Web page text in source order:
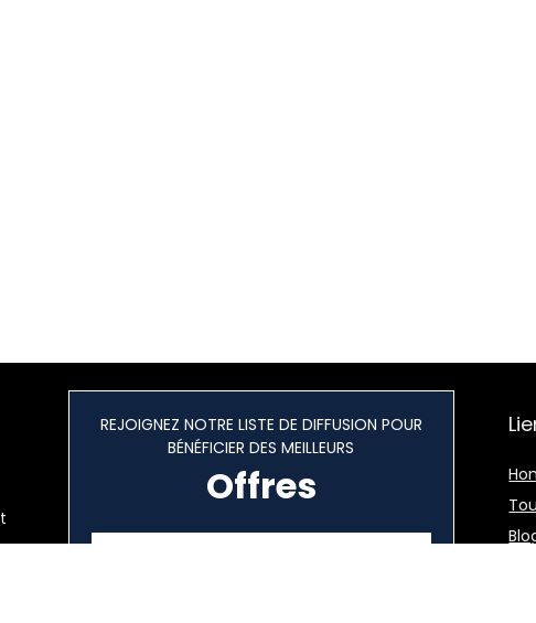
REJOIGNEZ NOTRE LISTE DE DIFFUSION POUR
BÉNÉFICIER DES MEILLEURS
Offres